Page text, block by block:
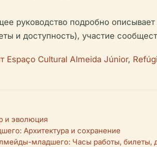
руководство подробно
и доступность), участие
Espaço Cultural Almeida Júnior,
и эволюция
Архитектура и сохранение
младшего: Часы работы, билеты,